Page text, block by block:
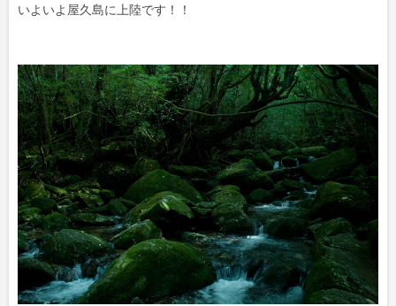
いよいよ屋久島に上陸です！！